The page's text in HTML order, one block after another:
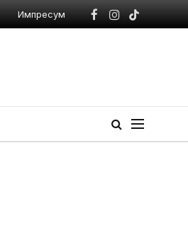
Импресум
Facebook
Instagram
TikTok